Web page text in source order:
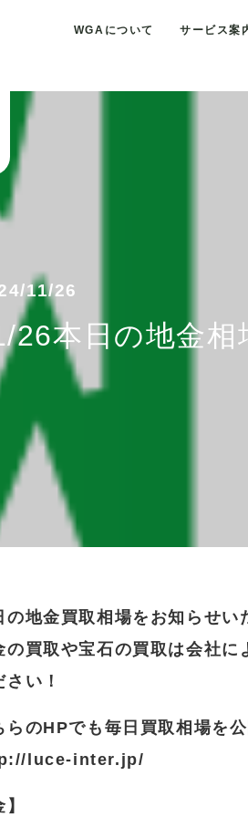
WGAについて サービス案
11/26
26本日の地金相
の地金買取相場をお知らせい
の買取や宝石の買取は会社
さい！
らのHPでも毎日買取相場を
luce-inter.jp/
】